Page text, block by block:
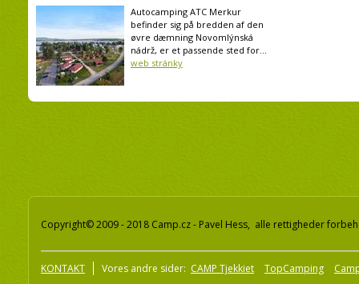
Autocamping ATC Merkur
befinder sig på bredden af den
øvre dæmning Novomlýnská
nádrž, er et passende sted for...
web stránky
Copyright© 2009 - 2018 Camp.cz - Pavel Hess, alle rettigheder
KONTAKT Vores andre sider: CAMP Tjekkiet TopCamping